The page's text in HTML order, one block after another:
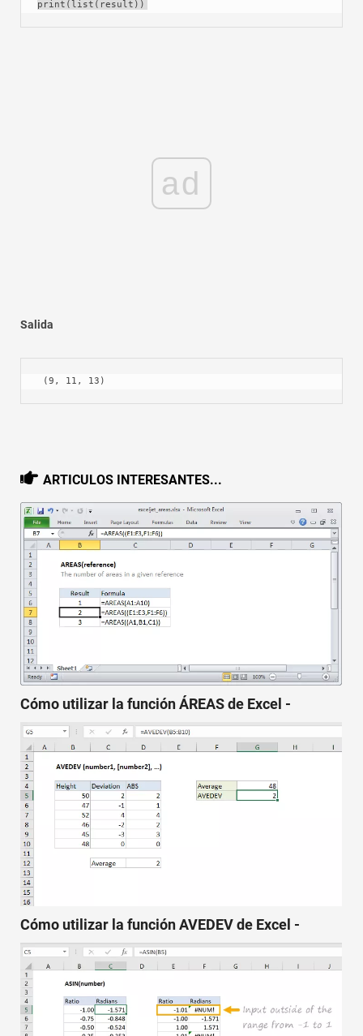
print(list(result))
ad
Salida
(9, 11, 13)
ARTICULOS INTERESANTES...
Cómo utilizar la función ÁREAS de Excel -
Cómo utilizar la función AVEDEV de Excel -